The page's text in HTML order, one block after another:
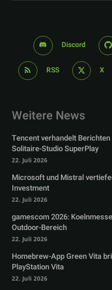
Discord
RSS X
Weitere News
Tencent verhandelt
Solitaire-Studio SuperPlay
22. Juli 2026
Microsoft und Mistral
Investment
22. Juli 2026
gamescom 2026:
Outdoor-Bereich
22. Juli 2026
Homebrew-App Green Vita
PlayStation Vita
22. Juli 2026